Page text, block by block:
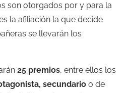
son otorgados por y para la
la afiliación la que decide
se llevarán los
25 premios, entre ellos los
secundario o de